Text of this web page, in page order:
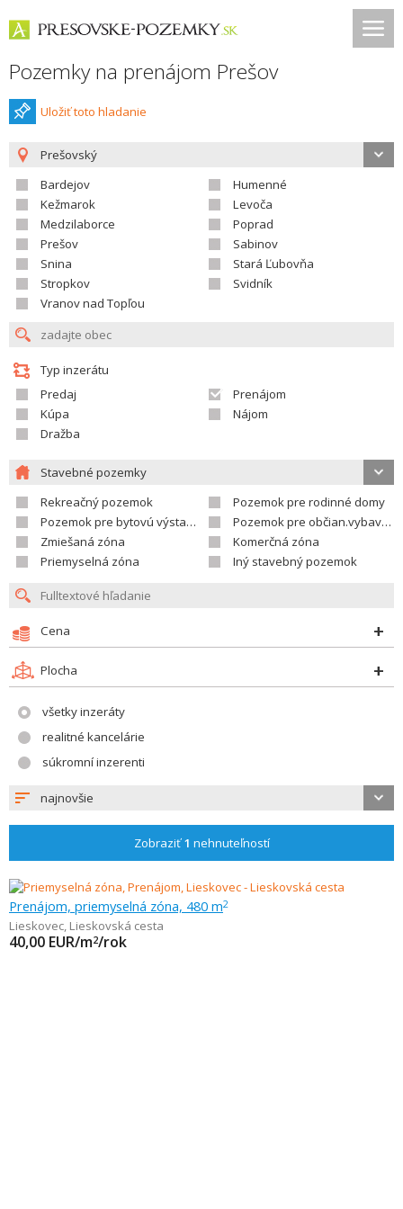
Pozemky na prenájom Prešov
Uložiť toto hladanie
Prešovský
Bardejov
Humenné
Kežmarok
Levoča
Medzilaborce
Poprad
Prešov
Sabinov
Snina
Stará Ľubovňa
Stropkov
Svidník
Vranov nad Topľou
Typ inzerátu
Predaj
Prenájom
Kúpa
Nájom
Dražba
Stavebné pozemky
Rekreačný pozemok
Pozemok pre rodinné domy
Pozemok pre bytovú výstavbu
Pozemok pre občian.vybavenosť
Zmiešaná zóna
Komerčná zóna
Priemyselná zóna
Iný stavebný pozemok
Cena
Plocha
všetky inzeráty
realitné kancelárie
súkromní inzerenti
najnovšie
Zobraziť1 nehnuteľností
Prenájom, priemyselná zóna, 480 m2
Lieskovec, Lieskovská cesta
40,00 EUR/m2/rok